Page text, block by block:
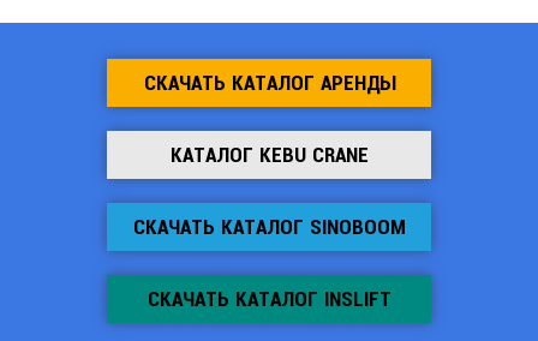
СКАЧАТЬ КАТАЛОГ АРЕНДЫ
КАТАЛОГ KEBU CRANE
СКАЧАТЬ КАТАЛОГ SINOBOOM
СКАЧАТЬ КАТАЛОГ INSLIFT